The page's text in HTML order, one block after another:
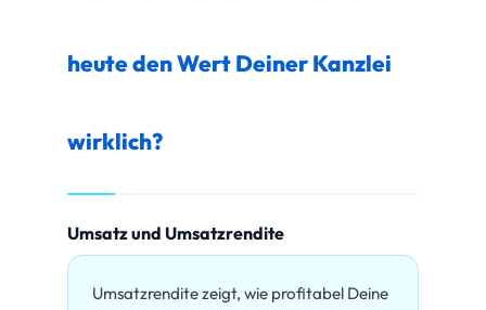
heute den Wert Deiner Kanzlei
wirklich?
Umsatz und Umsatzrendite
Umsatzrendite zeigt, wie profitabel Deine